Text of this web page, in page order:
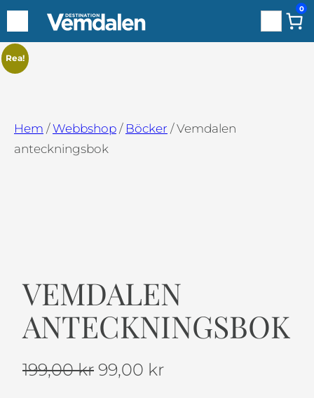
Hoppa
till
0
Hem /Webbshop/ Böcker / Vemdalen
anteckningsbok
Rea!
VEMDALEN
ANTECKNINGSBOK
199,00kr D
99,00 krD